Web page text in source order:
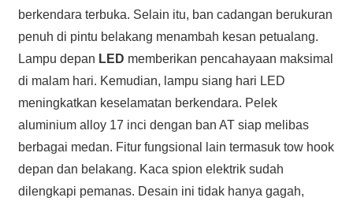
berkendara terbuka. Selain itu, ban cadangan berukuran
penuh di pintu belakang menambah kesan petualang.
Lampu depan LED memberikan pencahayaan maksimal
di malam hari. Kemudian, lampu siang hari LED
meningkatkan keselamatan berkendara. Pelek
aluminium alloy 17 inci dengan ban AT siap melibas
berbagai medan. Fitur fungsional lain termasuk tow hook
depan dan belakang. Kaca spion elektrik sudah
dilengkapi pemanas. Desain ini tidak hanya gagah,